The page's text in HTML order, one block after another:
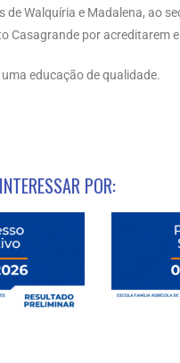
de Walquíria e Madalena, ao
Casagrande por acreditarem
educação de qualidade.
POR: